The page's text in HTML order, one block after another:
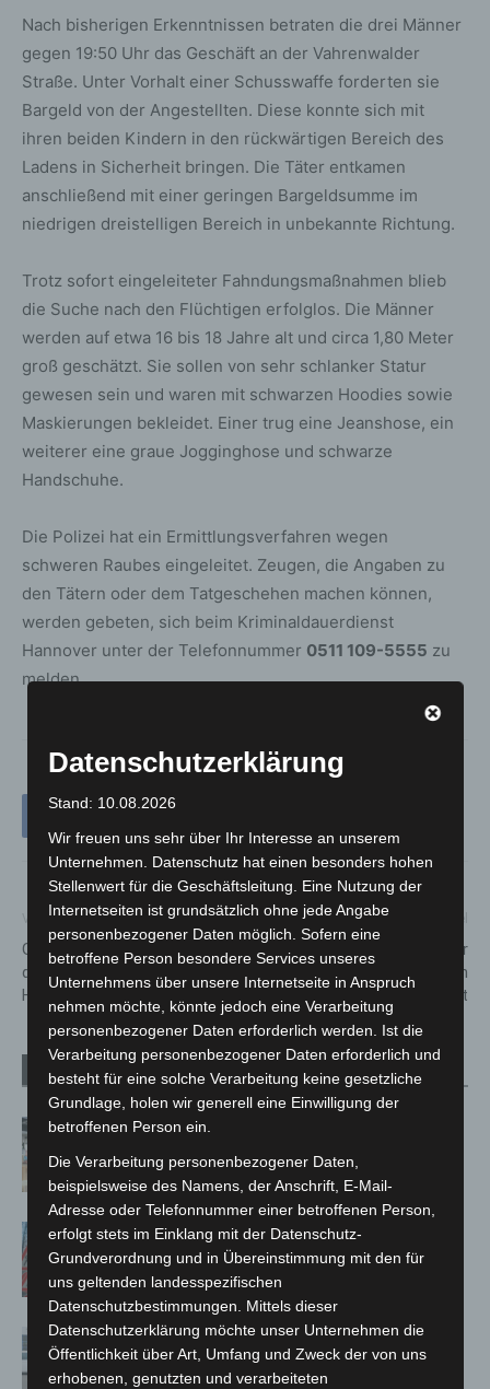
Nach bisherigen Erkenntnissen betraten die drei Männer
gegen 19:50 Uhr das Geschäft an der Vahrenwalder
Straße. Unter Vorhalt einer Schusswaffe forderten sie
Bargeld von der Angestellten. Diese konnte sich mit
ihren beiden Kindern in den rückwärtigen Bereich des
Ladens in Sicherheit bringen. Die Täter entkamen
anschließend mit einer geringen Bargeldsumme im
niedrigen dreistelligen Bereich in unbekannte Richtung.
Trotz sofort eingeleiteter Fahndungsmaßnahmen blieb
die Suche nach den Flüchtigen erfolglos. Die Männer
werden auf etwa 16 bis 18 Jahre alt und circa 1,80 Meter
groß geschätzt. Sie sollen von sehr schlanker Statur
gewesen sein und waren mit schwarzen Hoodies sowie
Maskierungen bekleidet. Einer trug eine Jeanshose, ein
weiterer eine graue Jogginghose und schwarze
Handschuhe.
Die Polizei hat ein Ermittlungsverfahren wegen
schweren Raubes eingeleitet. Zeugen, die Angaben zu
den Tätern oder dem Tatgeschehen machen können,
werden gebeten, sich beim Kriminaldauerdienst
Hannover unter der Telefonnummer 0511 109-5555 zu
melden.
Vorheriger Artikel
Großbrand zerstört Sporthalle
der Grundschule Mühlenweg in
Hannover-Misburg
Nächster Artikel
Großbrand in Misburger
Sporthalle nach 24 Stunden
gelöscht
Verwandte Artikel Mehr vom Autor
Kunst trifft Weingenuss: Barbara-
Susann Mehring zeigt ihre Werke im
Jacques’ Wein-Depot Isernhagen
A2: Zweite Turbobaustelle startet
zwischen Hannover-West und
Bothfeld
Niedersachsen: Feuerwehrkräfte
kehren nach Waldbrandeinsatz aus
Datenschutzerklärung
Stand: 10.08.2026
Wir freuen uns sehr über Ihr Interesse an unserem
Unternehmen. Datenschutz hat einen besonders hohen
Stellenwert für die Geschäftsleitung. Eine Nutzung der
Internetseiten ist grundsätzlich ohne jede Angabe
personenbezogener Daten möglich. Sofern eine
betroffene Person besondere Services unseres
Unternehmens über unsere Internetseite in Anspruch
nehmen möchte, könnte jedoch eine Verarbeitung
personenbezogener Daten erforderlich werden. Ist die
Verarbeitung personenbezogener Daten erforderlich und
besteht für eine solche Verarbeitung keine gesetzliche
Grundlage, holen wir generell eine Einwilligung der
betroffenen Person ein.
Die Verarbeitung personenbezogener Daten,
beispielsweise des Namens, der Anschrift, E-Mail-
Adresse oder Telefonnummer einer betroffenen Person,
erfolgt stets im Einklang mit der Datenschutz-
Grundverordnung und in Übereinstimmung mit den für
uns geltenden landesspezifischen
Datenschutzbestimmungen. Mittels dieser
Datenschutzerklärung möchte unser Unternehmen die
Öffentlichkeit über Art, Umfang und Zweck der von uns
erhobenen, genutzten und verarbeiteten